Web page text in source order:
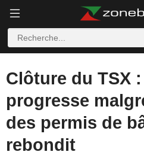
Clôture du TSX
progresse
des permis de
rebondit